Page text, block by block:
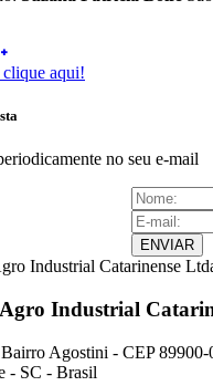
clique aqui!
no seu e-mail
ENVIAR
Industrial
Agostini - CEP 89900-
- SC - Brasil